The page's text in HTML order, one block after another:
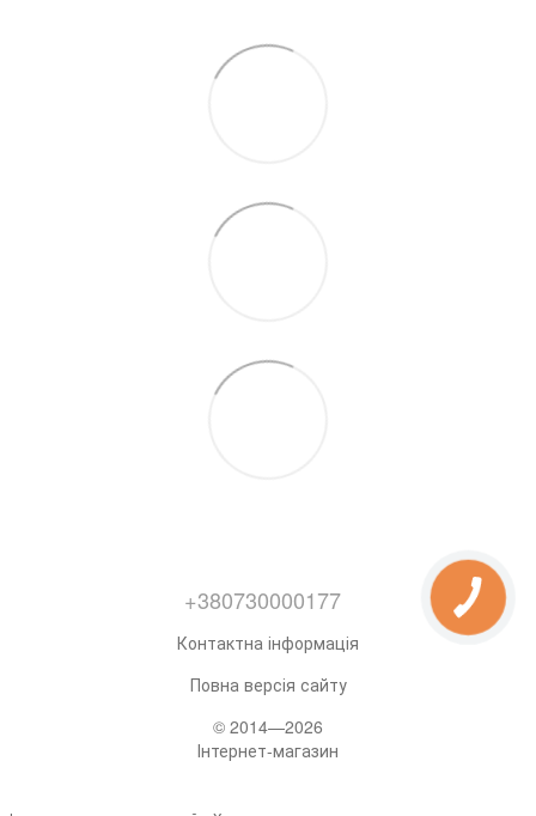
+380730000177
Контактна інформація
Повна версія сайту
© 2014—2026
Інтернет-магазин